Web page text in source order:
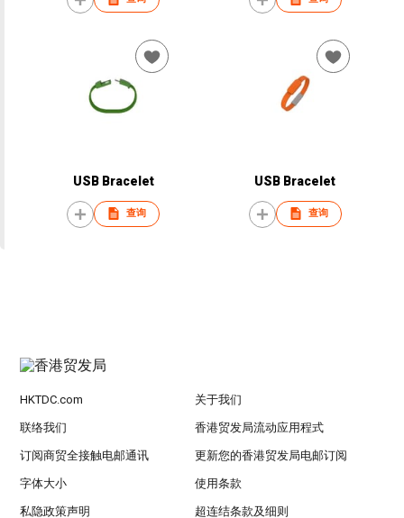
USB Bracelet
查询
USB Bracelet
查询
HKTDC.com 关于我们
联络我们 香港贸发局流动应用程式
订阅商贸全接触电邮通讯 更新您的香港贸发局电邮订阅
字体大小 使用条款
私隐政策声明 超连结条款及细则